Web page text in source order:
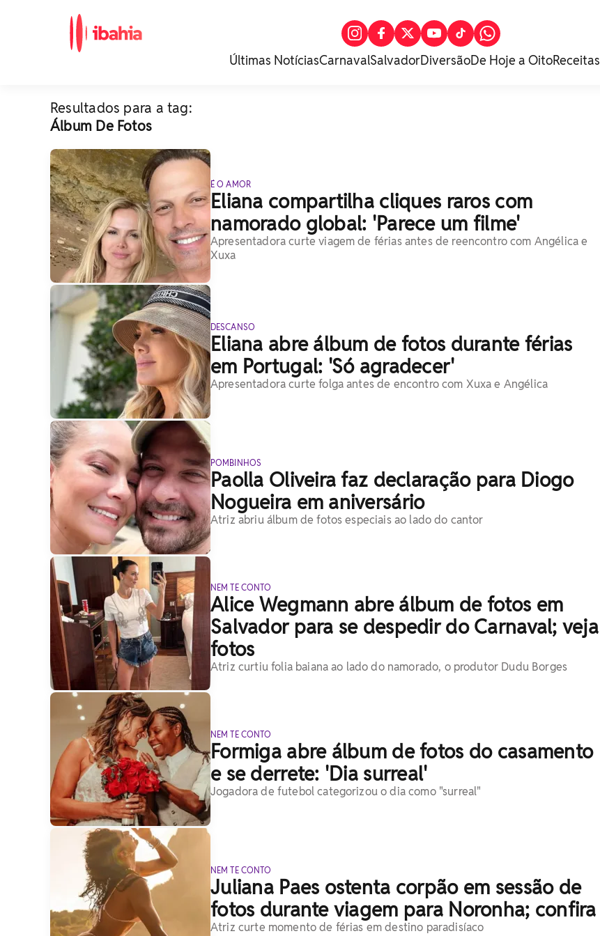
Últimas NotíciasCarnavalSalvadorDiversãoDe Hoje a OitoReceitas
Resultados para a tag:
Álbum De Fotos
É O AMOR
Eliana compartilha cliques raros com
namorado global: 'Parece um filme'
Apresentadora curte viagem de férias antes de reencontro com Angélica e
Xuxa
DESCANSO
Eliana abre álbum de fotos durante férias
em Portugal: 'Só agradecer'
Apresentadora curte folga antes de encontro com Xuxa e Angélica
POMBINHOS
Paolla Oliveira faz declaração para Diogo
Nogueira em aniversário
Atriz abriu álbum de fotos especiais ao lado do cantor
NEM TE CONTO
Alice Wegmann abre álbum de fotos em
Salvador para se despedir do Carnaval; veja
fotos
Atriz curtiu folia baiana ao lado do namorado, o produtor Dudu Borges
NEM TE CONTO
Formiga abre álbum de fotos do casamento
e se derrete: 'Dia surreal'
Jogadora de futebol categorizou o dia como "surreal"
NEM TE CONTO
Juliana Paes ostenta corpão em sessão de
fotos durante viagem para Noronha; confira
Atriz curte momento de férias em destino paradisíaco